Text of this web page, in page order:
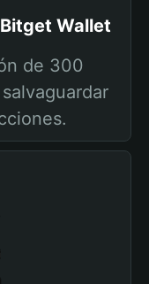
Wallet
de 300